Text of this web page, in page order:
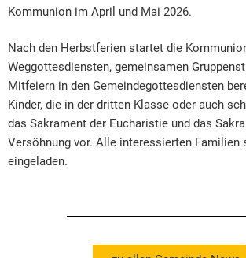
Kommunion im April und Mai 2026.
Nach den Herbstferien startet die
Weggottesdiensten, gemeinsamen
Mitfeiern in den Gemeindegottesdiensten
Kinder, die in der dritten Klasse oder auch
das Sakrament der Eucharistie und das
Versöhnung vor. Alle interessierten Familien
eingeladen.